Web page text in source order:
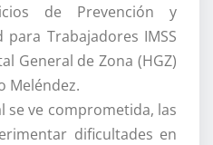
de Prevención y
Trabajadores IMSS
General de Zona (HGZ)
Meléndez.
se ve comprometida, las
dificultades en